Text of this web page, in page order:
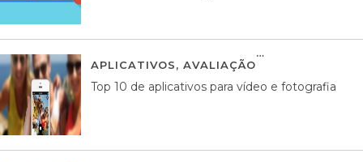
APLICATIVOS, AVALIAÇÃO
Top 10 de aplicativos para vídeo e fotografia